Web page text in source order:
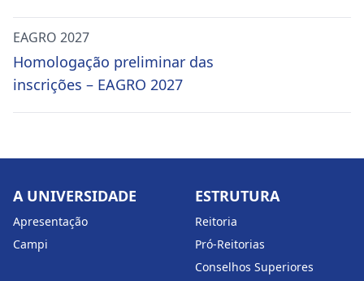
EAGRO 2027
Homologação preliminar das
inscrições – EAGRO 2027
A UNIVERSIDADE
Apresentação
Campi
ESTRUTURA
Reitoria
Pró-Reitorias
Conselhos Superiores